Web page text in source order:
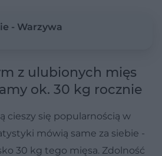
- Warzywa
z ulubionych mięs
ok. 30 kg rocznie
cieszy się popularnością w
mówią same za siebie -
30 kg tego mięsa. Zdolność